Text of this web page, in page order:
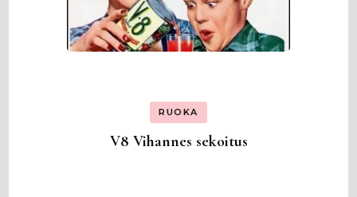
RUOKA
V8 Vihannes sekoitus